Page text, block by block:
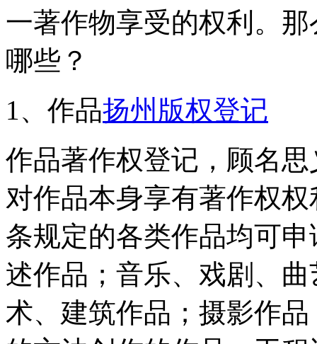
一著作物享受的权利。
哪些？
1、作品扬州版权登记
作品著作权登记，顾名
对作品本身享有著作权
条规定的各类作品均可
述作品；音乐、戏剧、
术、建筑作品；摄影作